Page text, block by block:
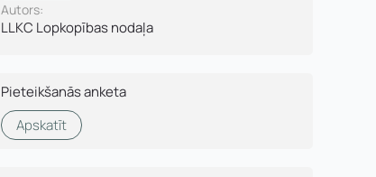
Autors:
LLKC Lopkopības nodaļa
Pieteikšanās anketa
Apskatīt